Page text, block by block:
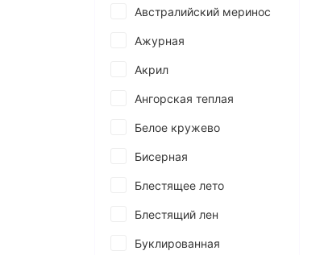
Австралийский меринос
Ажурная
Акрил
Ангорская теплая
Белое кружево
Бисерная
Блестящее лето
Блестящий лен
Буклированная